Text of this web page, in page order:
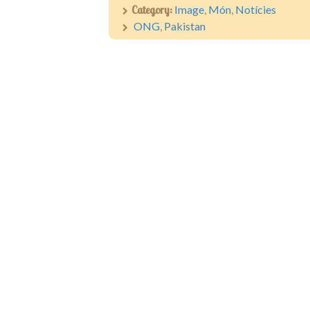
Category: Image, Món, Notícies
ONG, Pakistan